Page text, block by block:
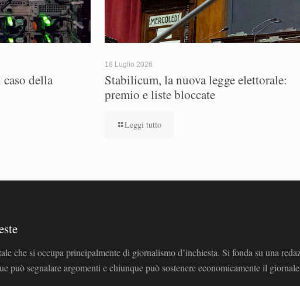
della
18 Luglio 2026
Stabilicum, la nuova legge elettorale:
premio e liste bloccate
Leggi tutto
che si occupa principalmente di giornalismo d’inchiesta. Si fonda su una
può segnalare argomenti e chiunque può sostenere economicamente il